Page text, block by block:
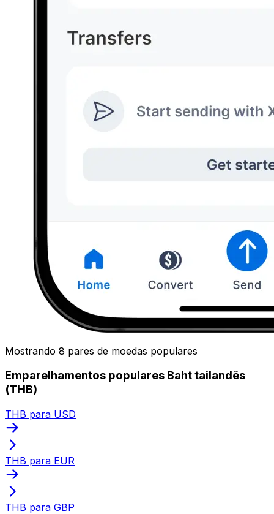
Mostrando 8 pares de moedas populares
Emparelhamentos populares Baht tailandês
(THB)
THB para USD
THB para EUR
THB para GBP